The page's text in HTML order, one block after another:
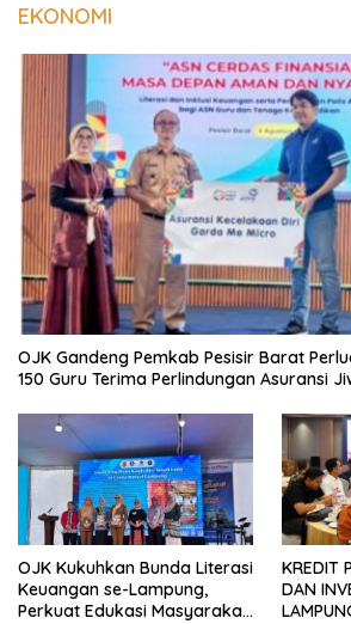
EKONOMI
OJK Gandeng Pemkab Pesisir Barat
150 Guru Terima Perlindungan Asuransi
OJK Kukuhkan Bunda Literasi
Keuangan se-Lampung,
Perkuat Edukasi Masyarakat
KREDIT
DAN